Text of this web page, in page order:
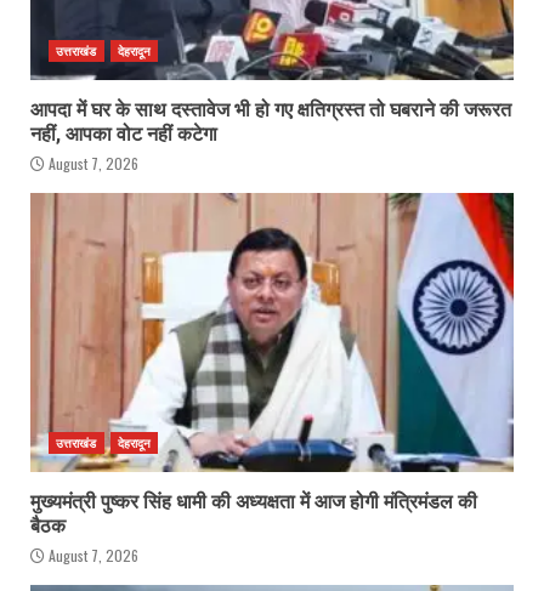
उत्तराखंड देहरादून
आपदा में घर के साथ दस्तावेज भी हो गए क्षतिग्रस्त तो घबराने की जरूरत
नहीं, आपका वोट नहीं कटेगा
August 7, 2026
उत्तराखंड देहरादून
मुख्यमंत्री पुष्कर सिंह धामी की अध्यक्षता में आज होगी मंत्रिमंडल की
बैठक
August 7, 2026